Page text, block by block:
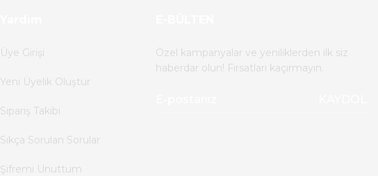
Üye Girişi
Yeni Üyelik Oluştur
Sipariş Takibi
Sıkça Sorulan Sorular
Şifremi Unuttum
Özel kampanyalar ve yeniliklerden ilk siz
haberdar olun! Fırsatları kaçırmayın.